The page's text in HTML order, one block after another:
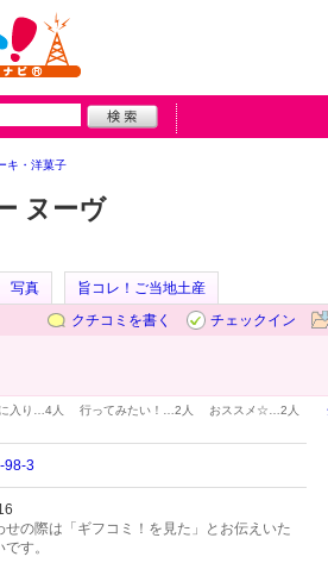
キ・洋菓子
ヌーヴ
写真
旨コレ！ご当地土産
クチコミを書く
チェックイン
入り… 4人 行ってみたい！… 2人 おススメ☆… 2人
98-3
の際は「ギフコミ！を見た」とお伝えいた
す。